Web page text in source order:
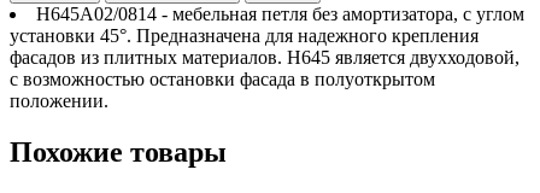
H645A02/0814 - мебельная петля без амортизатора, с углом
установки 45°. Предназначена для надежного крепления
фасадов из плитных материалов. H645 является двухходовой,
с возможностью остановки фасада в полуоткрытом
положении.
Похожие товары